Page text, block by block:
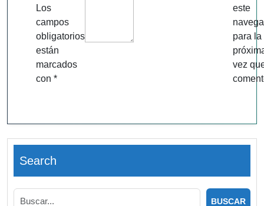
Los
campos
obligatorios
están
marcados
con *
este
para la
vez
Search